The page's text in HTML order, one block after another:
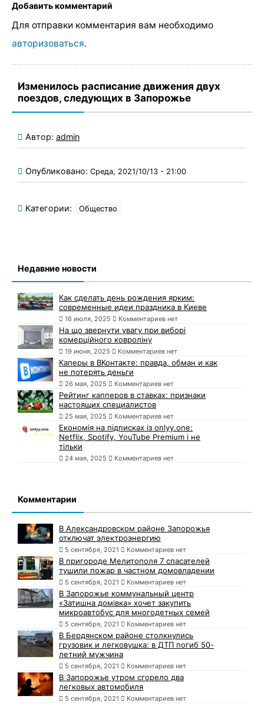
Добавить комментарий
Для отправки комментария вам необходимо
авторизоваться.
Изменилось расписание движения двух
поездов, следующих в Запорожье
Автор: admin
Опубликовано: Среда, 2021/10/13 - 21:00
Категории: Общество
Недавние новости
Как сделать день рождения ярким:
современные идеи праздника в Киеве
16 июля, 2025 Комментариев нет
На що звернути увагу при виборі
комерційного ковроліну
19 июня, 2025 Комментариев нет
Каперы в ВКонтакте: правда, обман и как
не потерять деньги
26 мая, 2025 Комментариев нет
Рейтинг капперов в ставках: признаки
настоящих специалистов
25 мая, 2025 Комментариев нет
Економія на підписках із onlyy.one:
Netflix, Spotify, YouTube Premium і не
тільки
24 мая, 2025 Комментариев нет
Комментарии
В Александровском районе Запорожья
отключат электроэнергию
5 сентября, 2021 Комментариев нет
В пригороде Мелитополя 7 спасателей
тушили пожар в частном домовладении
5 сентября, 2021 Комментариев нет
В Запорожье коммунальный центр
«Затишна домівка» хочет закупить
микроавтобус для многодетных семей
5 сентября, 2021 Комментариев нет
В Бердянском районе столкнулись
грузовик и легковушка: в ДТП погиб 50-
летний мужчина
5 сентября, 2021 Комментариев нет
В Запорожье утром сгорело два
легковых автомобиля
5 сентября, 2021 Комментариев нет